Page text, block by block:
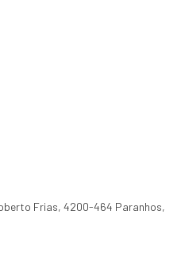
Frias, 4200-464 Paranhos,